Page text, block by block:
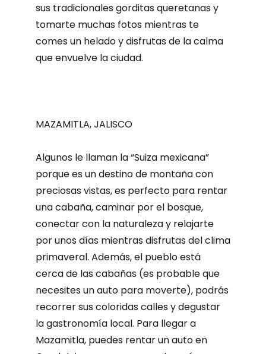
sus tradicionales gorditas queretanas y
tomarte muchas fotos mientras te
comes un helado y disfrutas de la calma
que envuelve la ciudad.
MAZAMITLA, JALISCO
Algunos le llaman la “Suiza mexicana”
porque es un destino de montaña con
preciosas vistas, es perfecto para rentar
una cabaña, caminar por el bosque,
conectar con la naturaleza y relajarte
por unos días mientras disfrutas del clima
primaveral. Además, el pueblo está
cerca de las cabañas (es probable que
necesites un auto para moverte), podrás
recorrer sus coloridas calles y degustar
la gastronomía local. Para llegar a
Mazamitla, puedes rentar un auto en